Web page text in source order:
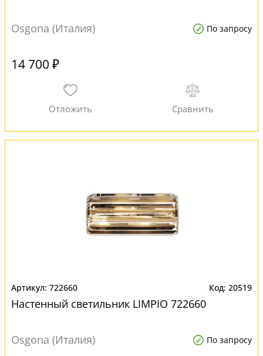
Osgona (Италия) По запросу
14 700 ₽
722660 20519
Настенный светильник LIMPIO 722660
Osgona (Италия) По запросу